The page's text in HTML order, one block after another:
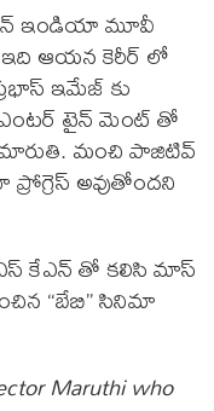
ఇండియా మూవీ
ఇది ఆయన కెరీర్ లో
ఇమేజ్ కు
ఎంటర్ టైన్ మెంట్ తో
మంచి పాజిటివ్
అవుతోందని
ఎస్ కేఎన్ తో కలిసి మాస్
“బేబి” సినిమా
Maruthi who